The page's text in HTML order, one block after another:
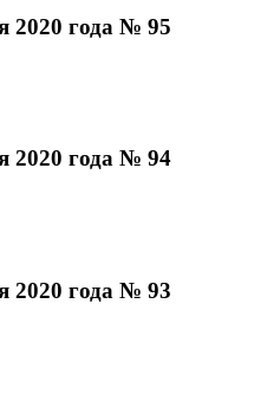
года № 95
2020 года № 94
года № 93